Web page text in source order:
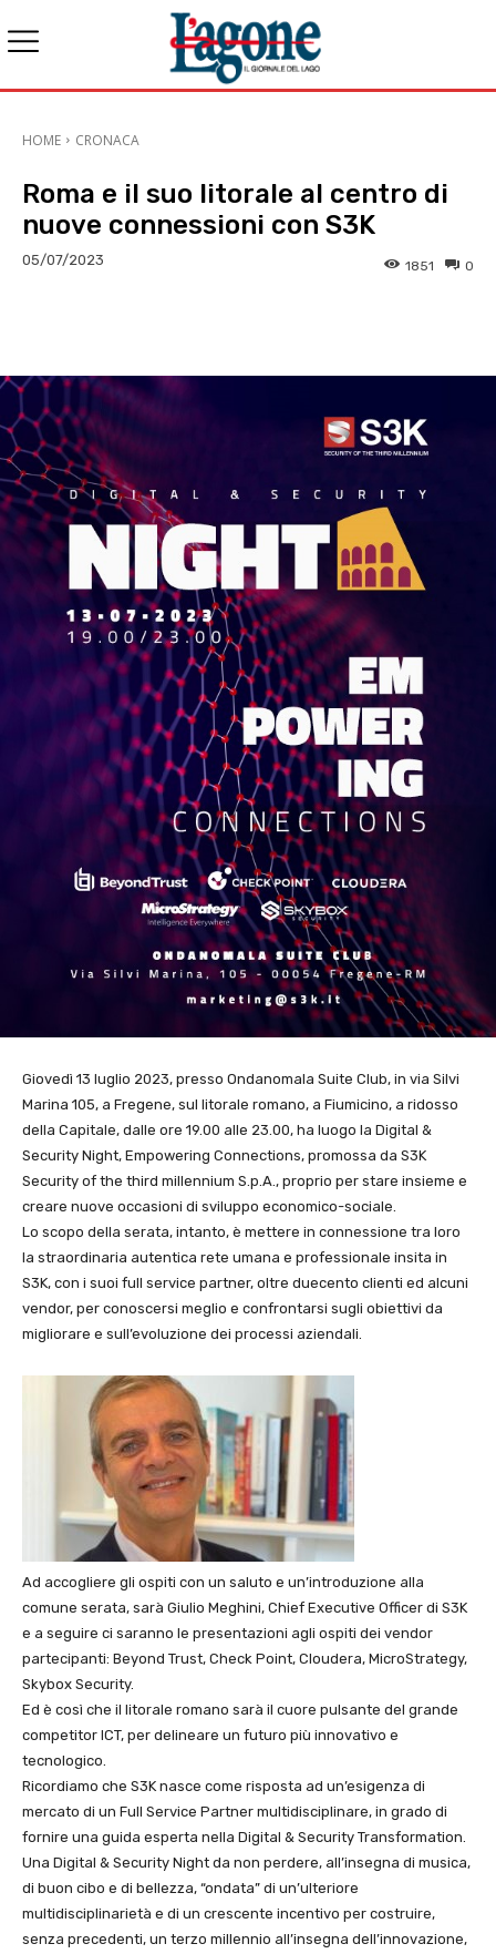
HOME CRONACA
Roma e il suo litorale al centro di
nuove connessioni con S3K
05/07/2023 0
1851
Giovedì 13 luglio 2023, presso Ondanomala Suite Club, in via Silvi
Marina 105, a Fregene, sul litorale romano, a Fiumicino, a ridosso
della Capitale, dalle ore 19.00 alle 23.00, ha luogo la Digital &
Security Night, Empowering Connections, promossa da S3K
Security of the third millennium S.p.A., proprio per stare insieme e
creare nuove occasioni di sviluppo economico-sociale.
Lo scopo della serata, intanto, è mettere in connessione tra loro
la straordinaria autentica rete umana e professionale insita in
S3K, con i suoi full service partner, oltre duecento clienti ed alcuni
vendor, per conoscersi meglio e confrontarsi sugli obiettivi da
migliorare e sull’evoluzione dei processi aziendali.
Ad accogliere gli ospiti con un saluto e un’introduzione alla
comune serata, sarà Giulio Meghini, Chief Executive Officer di S3K
e a seguire ci saranno le presentazioni agli ospiti dei vendor
partecipanti: Beyond Trust, Check Point, Cloudera, MicroStrategy,
Skybox Security.
Ed è così che il litorale romano sarà il cuore pulsante del grande
competitor ICT, per delineare un futuro più innovativo e
tecnologico.
Ricordiamo che S3K nasce come risposta ad un’esigenza di
mercato di un Full Service Partner multidisciplinare, in grado di
fornire una guida esperta nella Digital & Security Transformation.
Una Digital & Security Night da non perdere, all’insegna di musica,
di buon cibo e di bellezza, “ondata” di un’ulteriore
multidisciplinarietà e di un crescente incentivo per costruire,
senza precedenti, un terzo millennio all’insegna dell’innovazione,